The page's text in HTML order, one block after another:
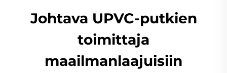
Johtava UPVC-putkien
toimittaja
maailmanlaajuisiin